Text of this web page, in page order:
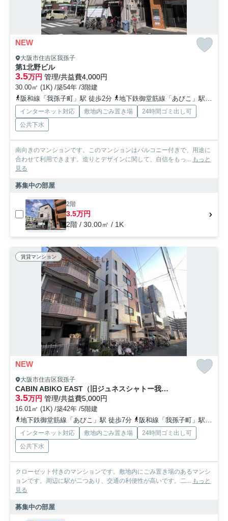
NEW
大阪市住吉区我孫子
第1北野ビル
3.5万円 管理/共益費4,000円
30.00㎡ (1K) /築54年 /3階建
阪和線「我孫子町」駅 徒歩2分
地下鉄御堂筋線「あびこ」駅 徒歩9分
インターネット対応 敷地内ごみ置き場
24時間ゴミ出し可
公共下水
南向きのマンションです。このマンションはバルコニー付きで、用途に
合わせて利用できます。造りとデザインに関して、自信をもっ...
もっと
見る
募集中の部屋
2階
3.5万円
2階 / 30.00㎡ / 1K
賃貸マンション
NEW
大阪市住吉区我孫子
CABIN ABIKO EAST（旧ジュネスシャトー我孫子No.5）
3.5万円 管理/共益費5,000円
16.01㎡ (1K) /築42年 /5階建
地下鉄御堂筋線「あびこ」駅 徒歩7分
阪和線「我孫子町」駅 徒歩8分
インターネット対応 敷地内ごみ置き場
24時間ゴミ出し可
公共下水
クローゼット付きのマンションです。敷地内にごみ置き場のあるマンシ
ョンです。周辺に駅が二つあり、交通の利便性が高いです。二...
もっと
見る
募集中の部屋